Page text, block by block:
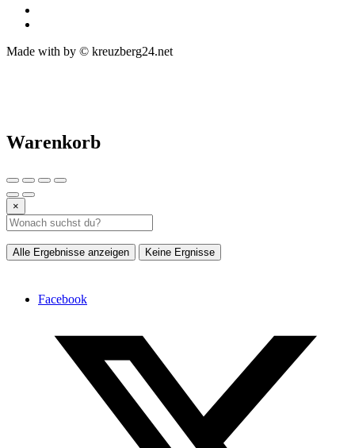
Made with by © kreuzberg24.net
Warenkorb
×
Alle Ergebnisse anzeigen Keine Ergnisse
Facebook